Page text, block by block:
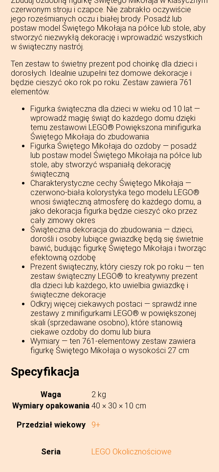
czerwonym stroju i czapce. Nie zabrakło oczywiście
jego roześmianych oczu i białej brody. Posadź lub
postaw model Świętego Mikołaja na półce lub stole, aby
stworzyć niezwykłą dekorację i wprowadzić wszystkich
w świąteczny nastrój.
Ten zestaw to świetny prezent pod choinkę dla dzieci i
dorosłych. Idealnie uzupełni też domowe dekoracje i
będzie cieszyć oko rok po roku. Zestaw zawiera 761
elementów.
Figurka świąteczna dla dzieci w wieku od 10 lat —
wprowadź magię świąt do każdego domu dzięki
temu zestawowi LEGO® Powiększona minifigurka
Świętego Mikołaja do zbudowania
Figurka Świętego Mikołaja do ozdoby — posadź
lub postaw model Świętego Mikołaja na półce lub
stole, aby stworzyć wspaniałą dekorację
świąteczną
Charakterystyczne cechy Świętego Mikołaja —
czerwono-biała kolorystyka tego modelu LEGO®
wnosi świąteczną atmosferę do każdego domu, a
jako dekoracja figurka będzie cieszyć oko przez
cały zimowy okres
Świąteczna dekoracja do zbudowania — dzieci,
dorośli i osoby lubiące gwiazdkę będą się świetnie
bawić, budując figurkę Świętego Mikołaja i tworząc
efektowną ozdobę
Prezent świąteczny, który cieszy rok po roku — ten
zestaw świąteczny LEGO® to kreatywny prezent
dla dzieci lub każdego, kto uwielbia gwiazdkę i
świąteczne dekoracje
Odkryj więcej ciekawych postaci — sprawdź inne
zestawy z minifigurkami LEGO® w powiększonej
skali (sprzedawane osobno), które stanowią
ciekawe ozdoby do domu lub biura
Wymiary — ten 761-elementowy zestaw zawiera
figurkę Świętego Mikołaja o wysokości 27 cm
Specyfikacja
Waga
2 kg
Wymiary opakowania 40 × 30 × 10 cm
Przedział wiekowy 9+
Seria LEGO Okolicznościowe